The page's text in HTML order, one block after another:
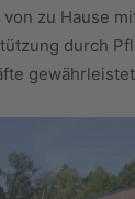
zu Hause
durch